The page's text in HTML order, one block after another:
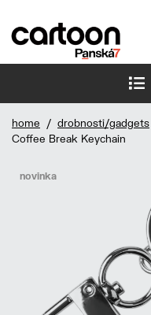
home / drobnosti/gadgets
Coffee Break Keychain
novinka